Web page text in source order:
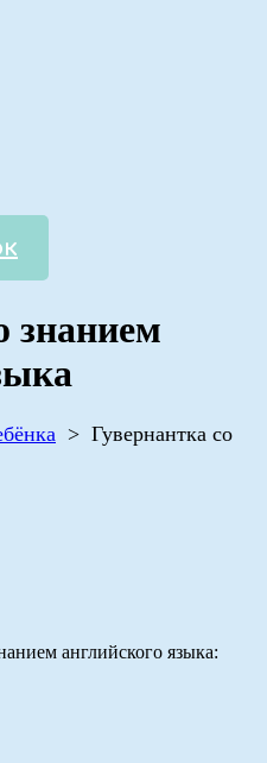
знанием
> Гувернантка со
английского языка: